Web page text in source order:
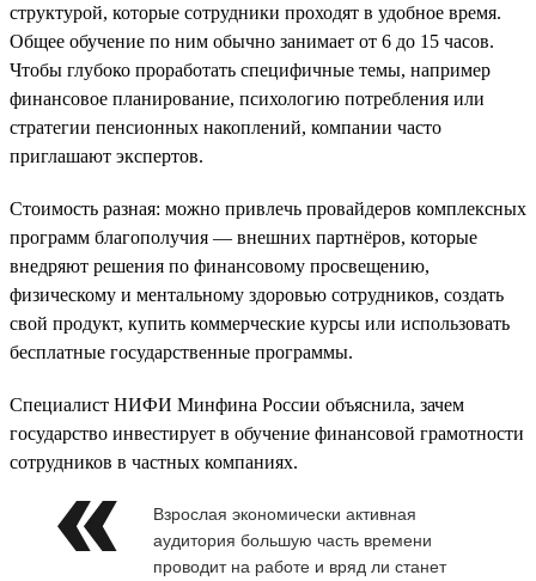
структурой, которые сотрудники проходят в удобное время.
Общее обучение по ним обычно занимает от 6 до 15 часов.
Чтобы глубоко проработать специфичные темы, например
финансовое планирование, психологию потребления или
стратегии пенсионных накоплений, компании часто
приглашают экспертов.
Стоимость разная: можно привлечь провайдеров комплексных
программ благополучия — внешних партнёров, которые
внедряют решения по финансовому просвещению,
физическому и ментальному здоровью сотрудников, создать
свой продукт, купить коммерческие курсы или использовать
бесплатные государственные программы.
Специалист НИФИ Минфина России объяснила, зачем
государство инвестирует в обучение финансовой грамотности
сотрудников в частных компаниях.
Взрослая экономически активная
аудитория большую часть времени
проводит на работе и вряд ли станет